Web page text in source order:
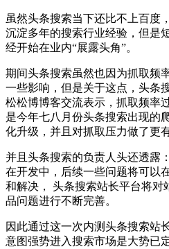
虽然头条搜索当下还比不上百度
沉淀多年的搜索行业经验，但是
经开始在业内“展露头角”。
期间头条搜索虽然也因为抓取频
一些影响，但是关于这点，头条
松松博博客交流表示，抓取频率
是今年七八月份头条搜索出现的
化升级，并且对抓取压力做了更
并且头条搜索的负责人头还透露
在开发中，后续一些问题将可以
和解决， 头条搜索站长平台将对
品问题进行不断完善。
因此通过这一次内测头条搜索站
意图强势进入搜索市场是大势已